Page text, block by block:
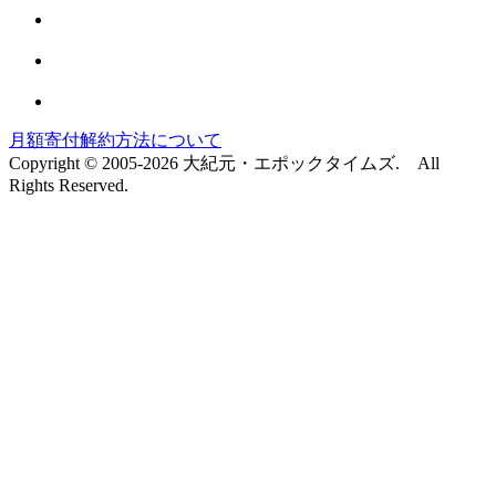
月額寄付解約方法について
Copyright © 2005-2026 大紀元・エポックタイムズ. All
Rights Reserved.